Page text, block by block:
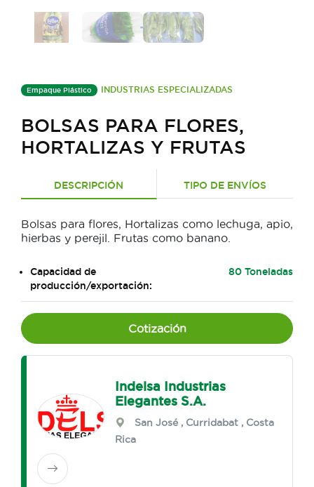
Empaque Plástico INDUSTRIAS ESPECIALIZADAS
BOLSAS PARA FLORES,
HORTALIZAS Y FRUTAS
DESCRIPCIÓN TIPO DE ENVÍOS
Bolsas para flores, Hortalizas como lechuga, apio,
hierbas y perejil. Frutas como banano.
Capacidad de
producción/exportación:
80 Toneladas
Cotización
Indelsa Industrias
Elegantes S.A.
San José , Curridabat , Costa
Rica